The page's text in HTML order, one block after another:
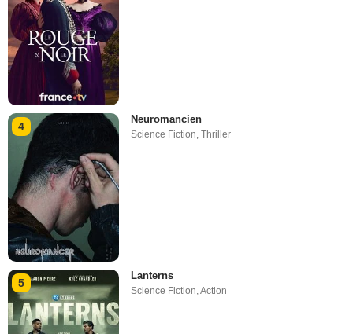
4
Neuromancien
Science Fiction,Thriller
5
Lanterns
Science Fiction ,Action